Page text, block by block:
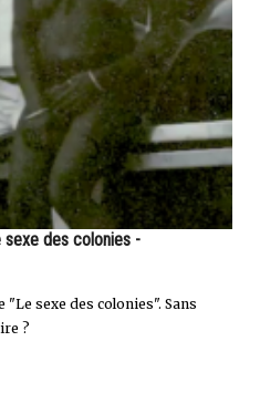
des colonies -
sexe des colonies". Sans
?